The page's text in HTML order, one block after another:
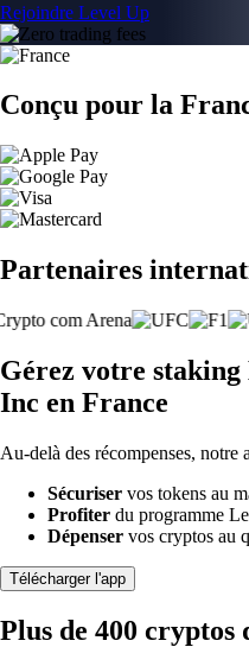
Rejoindre Level Up
Conçu pour la
Partenaires
Gérez votre
Inc en France
Au-delà des récompenses, notre
Sécuriser vos tokens au
Profiter du programme
Dépenser vos cryptos au
Télécharger l'app
Plus de 400 cryptos